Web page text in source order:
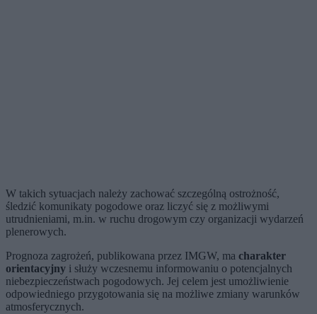
W takich sytuacjach należy zachować szczególną ostrożność,
śledzić komunikaty pogodowe oraz liczyć się z możliwymi
utrudnieniami, m.in. w ruchu drogowym czy organizacji wydarzeń
plenerowych.
Prognoza zagrożeń, publikowana przez IMGW, ma charakter
orientacyjny i służy wczesnemu informowaniu o potencjalnych
niebezpieczeństwach pogodowych. Jej celem jest umożliwienie
odpowiedniego przygotowania się na możliwe zmiany warunków
atmosferycznych.